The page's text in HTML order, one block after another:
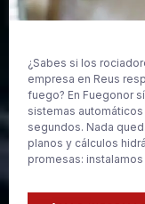
¿Sabes si los
empresa en Reus
fuego? En Fuegonor
sistemas
segundos. Nada
planos y cálculos
promesas: